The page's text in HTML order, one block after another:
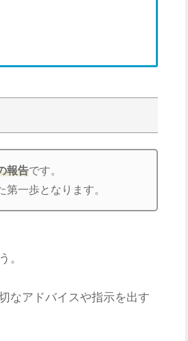
報告です。
一歩となります。
。
なアドバイスや指示を出す